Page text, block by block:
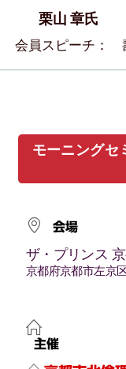
栗山 章氏
会員スピーチ：
モーニングセ
会場
ザ・プリンス
京都府京都市左京
主催